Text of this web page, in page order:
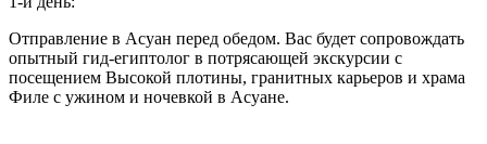
Отправление в Асуан перед обедом. Вас будет сопровождать
опытный гид-египтолог в потрясающей экскурсии с
посещением Высокой плотины, гранитных карьеров и храма
Филе с ужином и ночевкой в Асуане.